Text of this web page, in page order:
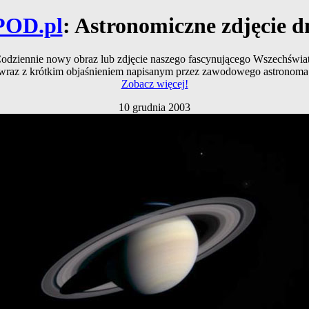
: Astronomiczne zdjęcie
nowy obraz lub zdjęcie naszego fascynującego
z krótkim objaśnieniem napisanym przez zawodowego
Zobacz więcej!
10 grudnia 2003